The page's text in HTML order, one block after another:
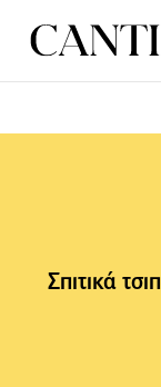
Σπιτικά